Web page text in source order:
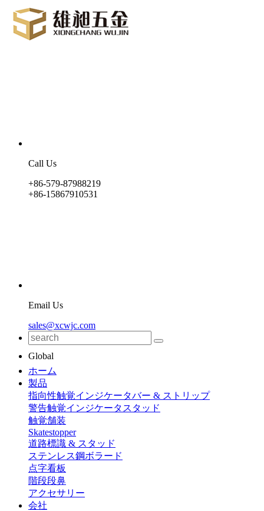
Call Us
+86-579-87988219
+86-15867910531
Email Us
sales@xcwjc.com
Global
ホーム
製品
指向性触覚インジケータバー & ストリップ
警告触覚インジケータスタッド
触覚舗装
Skatestopper
道路標識 & スタッド
ステンレス鋼ボラード
点字看板
階段段鼻
アクセサリー
会社